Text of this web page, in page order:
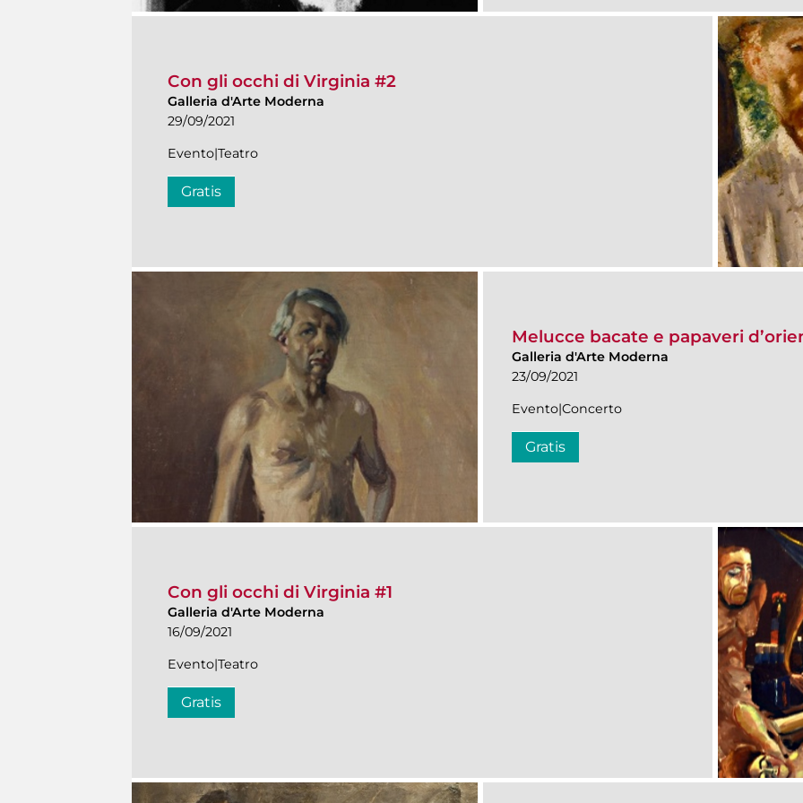
Con gli occhi di Virginia #2
Galleria d'Arte Moderna
29/09/2021
Evento|Teatro
Gratis
Melucce bacate e papaveri
Galleria d'Arte Moderna
23/09/2021
Evento|Concerto
Gratis
Con gli occhi di Virginia #1
Galleria d'Arte Moderna
16/09/2021
Evento|Teatro
Gratis